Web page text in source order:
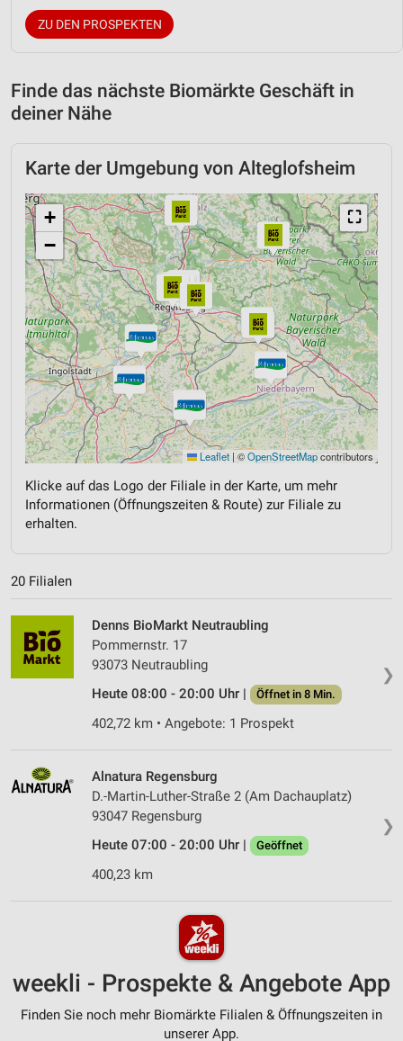
ZU DEN PROSPEKTEN
Finde das nächste Biomärkte Geschäft in
deiner Nähe
Karte der Umgebung von Alteglofsheim
⛶
+
−
Leaflet | ©OpenStreetMapcontributors
Klicke auf das Logo der Filiale in der Karte, um mehr
Informationen (Öffnungszeiten & Route) zur Filiale zu
erhalten.
20 Filialen
❯
Denns BioMarkt Neutraubling
Pommernstr. 17
93073 Neutraubling
Heute 08:00 - 20:00 Uhr |
Öffnet in 8 Min.
402,72 km • Angebote: 1 Prospekt
❯
Alnatura Regensburg
D.-Martin-Luther-Straße 2 (Am Dachauplatz)
93047 Regensburg
Heute 07:00 - 20:00 Uhr |
Geöffnet
400,23 km
weekli - Prospekte & Angebote App
Finden Sie noch mehr Biomärkte Filialen & Öffnungszeiten in
unserer App.